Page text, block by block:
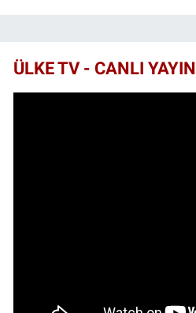
ÜLKE TV - CANLI YAYIN